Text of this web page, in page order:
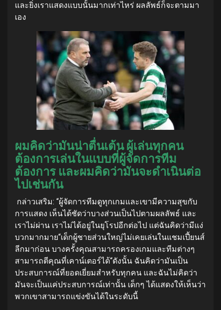
และยิ่งเราแสดงแบบนั้นมากเท่าไหร่ ผลลัพธ์ก็จะตามมา
เอง
ผมคิดว่ามันน่าตื่นเต้น ผู้เล่นทุกคน
ต้องการเล่นในแบบที่ผู้จัดการทีม
ต้องการ และผมคิดว่ามันจะดำเนินต่อ
ไปเช่นกัน
กล่าวเสริม: “ผู้จัดการทีมดูทุกเกมและเขามีความสุขกับ
การแสดง เห็นได้ชัดว่าบางส่วนเป็นไปตามผลลัพธ์ และ
เราไม่ผ่าน เราไม่ได้อยู่ในยุโรปอีกต่อไป แต่ฉันคิดว่ามีแง่
บวกมากมาย“เด็กผู้ชายส่วนใหญ่ไม่เคยเล่นในแชมเปี้ยนส์
ลีกมาก่อน บางครั้งคุณสามารถครองเกมและทีมต่างๆ
สามารถตีคุณที่เคาน์เตอร์ได้“ดังนั้น ฉันคิดว่ามันเป็น
ประสบการณ์ที่ยอดเยี่ยมสำหรับทุกคน และฉันไม่คิดว่า
มันจะเป็นแค่ประสบการณ์เท่านั้น เด็กๆ ได้แสดงให้เห็นว่า
พวกเขาสามารถแข่งขันได้ในระดับนี้